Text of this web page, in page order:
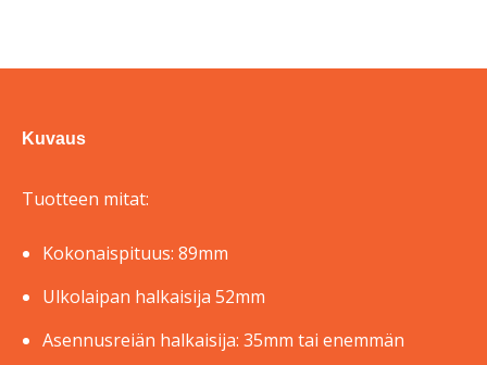
Kuvaus
Tuotteen mitat:
Kokonaispituus: 89mm
Ulkolaipan halkaisija 52mm
Asennusreiän halkaisija: 35mm tai enemmän